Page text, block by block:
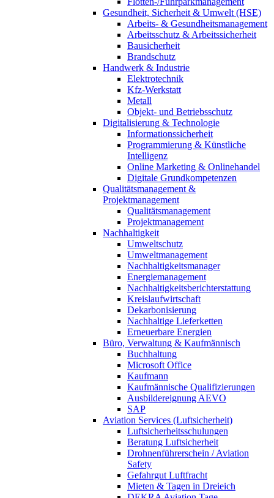
Gesundheit, Sicherheit & Umwelt (HSE)
Arbeits- & Gesundheitsmanagement
Arbeitsschutz & Arbeitssicherheit
Bausicherheit
Brandschutz
Handwerk & Industrie
Elektrotechnik
Kfz-Werkstatt
Metall
Objekt- und Betriebsschutz
Digitalisierung & Technologie
Informationssicherheit
Programmierung & Künstliche
Intelligenz
Online Marketing & Onlinehandel
Digitale Grundkompetenzen
Qualitätsmanagement &
Projektmanagement
Qualitätsmanagement
Projektmanagement
Nachhaltigkeit
Umweltschutz
Umweltmanagement
Nachhaltigkeitsmanager
Energiemanagement
Nachhaltigkeitsberichterstattung
Kreislaufwirtschaft
Dekarbonisierung
Nachhaltige Lieferketten
Erneuerbare Energien
Büro, Verwaltung & Kaufmännisch
Buchhaltung
Microsoft Office
Kaufmann
Kaufmännische Qualifizierungen
Ausbildereignung AEVO
SAP
Aviation Services (Luftsicherheit)
Luftsicherheitsschulungen
Beratung Luftsicherheit
Drohnenführerschein / Aviation
Safety
Gefahrgut Luftfracht
Mieten & Tagen in Dreieich